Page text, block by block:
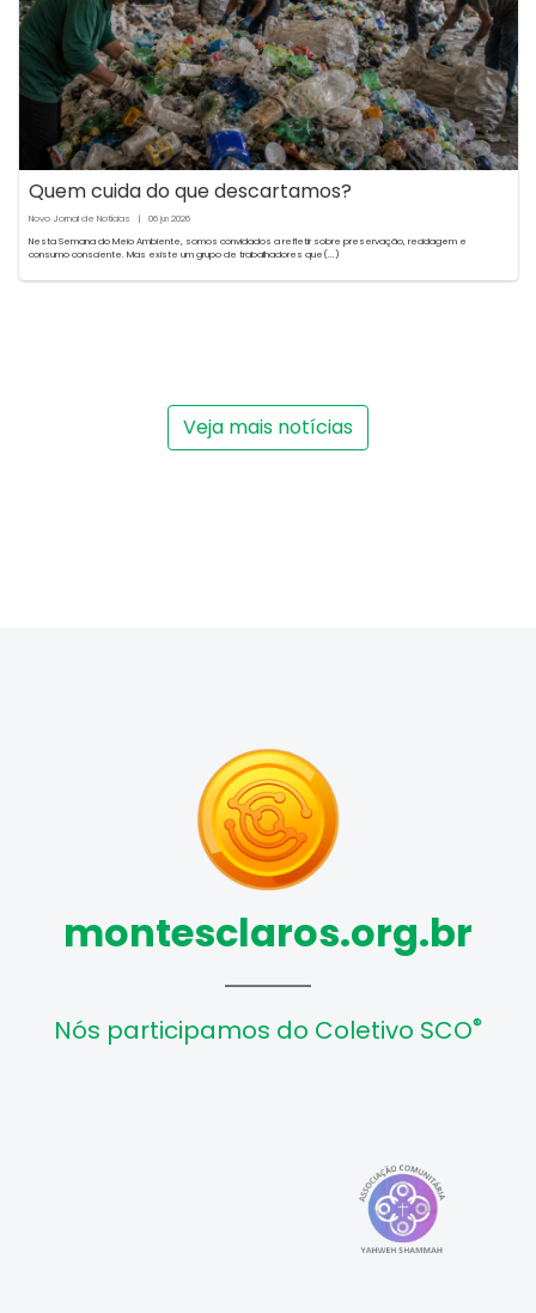
Quem cuida do que descartamos?
Novo Jornal de Notícias | 06 jun2026
Nesta Semana do Meio Ambiente, somos convidados a refletir sobre preservação, reciclagem e
consumo consciente. Mas existe um grupo de trabalhadores que(...)
Veja mais notícias
montesclaros.org.br
Nós participamos do Coletivo SCO®